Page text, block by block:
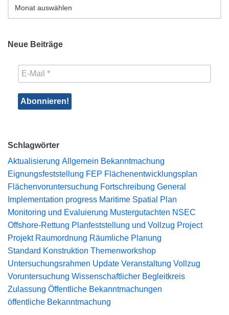
Neue Beiträge
Schlagwörter
Aktualisierung Allgemein Bekanntmachung
Eignungsfeststellung FEP Flächenentwicklungsplan
Flächenvoruntersuchung Fortschreibung General
Implementation progress Maritime Spatial Plan
Monitoring und Evaluierung Mustergutachten NSEC
Offshore-Rettung Planfeststellung und Vollzug Project
Projekt Raumordnung Räumliche Planung
Standard Konstruktion Themenworkshop
Untersuchungsrahmen Update Veranstaltung Vollzug
Voruntersuchung Wissenschaftlicher Begleitkreis
Zulassung Öffentliche Bekanntmachungen
öffentliche Bekanntmachung